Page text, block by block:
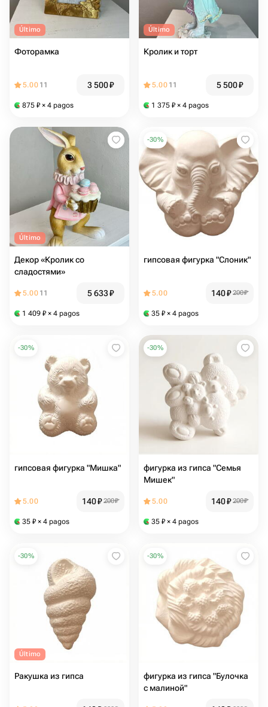
Último
Фоторамка
5.00 11 3 500₽
875 ₽ × 4 pagos
Último
Кролик и торт
5.00 11 5 500₽
1 375 ₽ × 4 pagos
Último
Декор «Кролик со
сладостями»
5.00 11 5 633₽
1 409 ₽ × 4 pagos
-30%
гипсовая фигурка "Слоник"
5.00 140₽ 200₽
35 ₽ × 4 pagos
-30%
гипсовая фигурка "Мишка"
5.00 140₽ 200₽
35 ₽ × 4 pagos
-30%
фигурка из гипса "Семья
Мишек"
5.00 140₽ 200₽
35 ₽ × 4 pagos
-30%
Último
Ракушка из гипса
-30%
фигурка из гипса "Булочка
с малиной"